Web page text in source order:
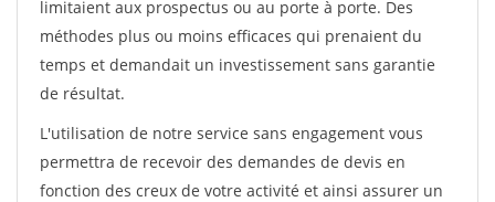
limitaient aux prospectus ou au porte à porte. Des
méthodes plus ou moins efficaces qui prenaient du
temps et demandait un investissement sans garantie
de résultat.
L'utilisation de notre service sans engagement vous
permettra de recevoir des demandes de devis en
fonction des creux de votre activité et ainsi assurer un